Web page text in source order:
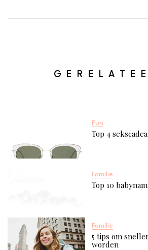
Fun
Top 4
Familie
Top 10
Familie
5 tips om
worden